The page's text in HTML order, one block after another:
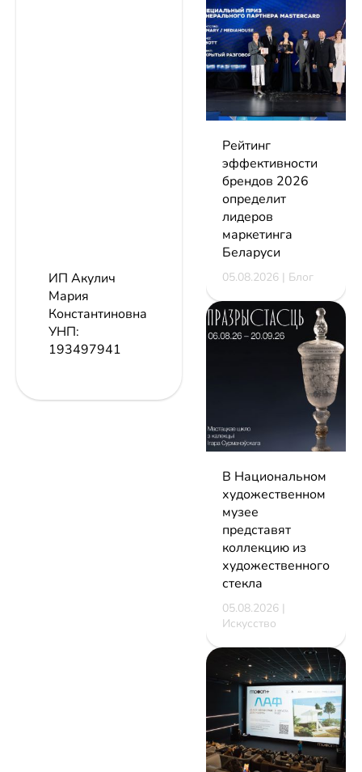
ИП Акулич
Мария
Константиновна
УНП:
193497941
Рейтинг
эффективности
брендов 2026
определит
лидеров
маркетинга
Беларуси
05.08.2026 | Блог
В Национальном
художественном
музее
представят
коллекцию из
художественного
стекла
05.08.2026 |
Искусство